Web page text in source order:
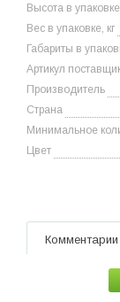
Высота в
Вес в упаковке, кг
Габариты в
Артикул
Производитель
Страна
Минимальное
Цвет
Комментарии